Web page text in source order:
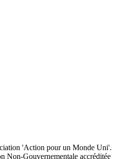
'Action pour un Monde Uni'.
Non-Gouvernementale accréditée